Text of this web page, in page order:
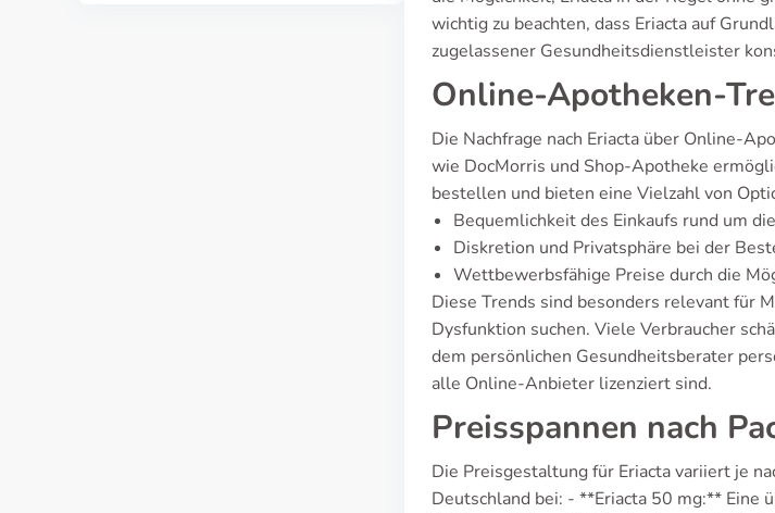
wichtig zu beachten, dass Eriacta auf
zugelassener Gesundheitsdienstleister
Online-Apotheken-
Die Nachfrage nach Eriacta über Online-
wie DocMorris und Shop-Apotheke
bestellen und bieten eine Vielzahl von
Bequemlichkeit des Einkaufs rund um
Diskretion und Privatsphäre bei der
Wettbewerbsfähige Preise durch die
Diese Trends sind besonders relevant für
Dysfunktion suchen. Viele Verbraucher
dem persönlichen Gesundheitsberater
alle Online-Anbieter lizenziert sind.
Preisspannen nach
Die Preisgestaltung für Eriacta variiert je
Deutschland bei: - **Eriacta 50 mg:** Eine